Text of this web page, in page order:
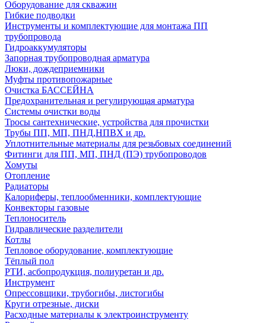
Оборудование для скважин
Гибкие подводки
Инструменты и комплектующие для монтажа ПП
трубопровода
Гидроаккумуляторы
Запорная трубопроводная арматура
Люки, дождеприемники
Муфты противопожарные
Очистка БАССЕЙНА
Предохранительная и регулирующая арматура
Системы очистки воды
Тросы сантехнические, устройства для прочистки
Трубы ПП, МП, ПНД,НПВХ и др.
Уплотнительные материалы для резьбовых соединений
Фитинги для ПП, МП, ПНД (ПЭ) трубопроводов
Хомуты
Отопление
Радиаторы
Калориферы, теплообменники, комплектующие
Конвекторы газовые
Теплоноситель
Гидравлические разделители
Котлы
Тепловое оборудование, комплектующие
Тёплый пол
РТИ, асбопродукция, полиуретан и др.
Инструмент
Опрессовщики, трубогибы, листогибы
Круги отрезные, диски
Расходные материалы к электроинструменту